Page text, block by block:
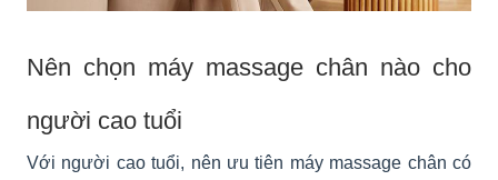
Nên chọn máy massage chân nào cho
người cao tuổi
Với người cao tuổi, nên ưu tiên máy massage chân có